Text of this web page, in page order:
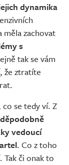
dynamika
měla zachovat
s
tak se vám
že ztratíte
se tedy ví. Z
vedoucí
. Co z toho
Tak či onak to